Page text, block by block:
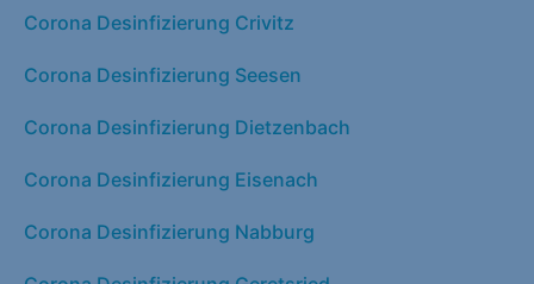
Corona Desinfizierung Crivitz
Corona Desinfizierung Seesen
Corona Desinfizierung Dietzenbach
Corona Desinfizierung Eisenach
Corona Desinfizierung Nabburg